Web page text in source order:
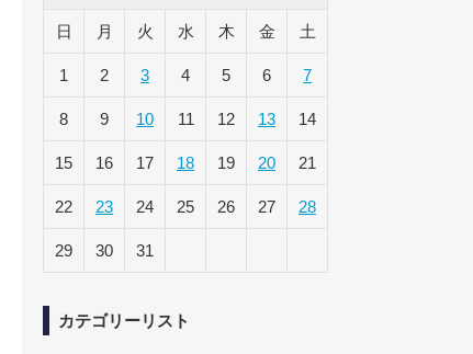
日 月 火 水 木 金 土
1 2 3 4 5 6 7
8 9 10 11 12 13 14
15 16 17 18 19 20 21
22 23 24 25 26 27 28
29 30 31
カテゴリーリスト